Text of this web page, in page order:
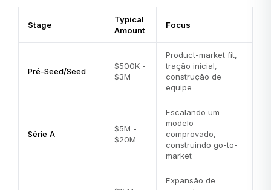
Stage
Typical
Amount
Focus
Pré-Seed/Seed
$500K -
$3M
Product-market fit,
tração inicial,
construção de
equipe
Série A
$5M -
$20M
Escalando um
modelo
comprovado,
construindo go-to-
market
Expansão de